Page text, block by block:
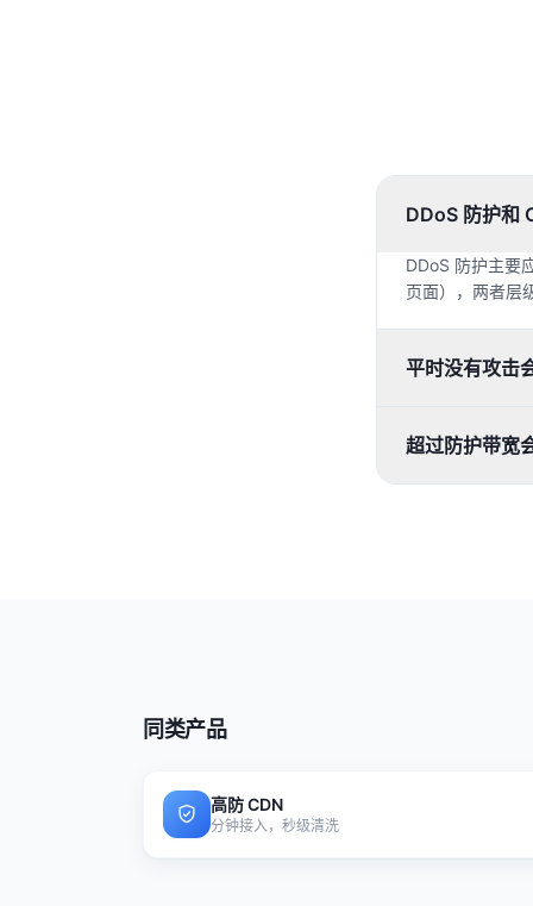
DDoS 防护和
DDoS 防护主要
页面），两者层
平时没有攻击
超过防护带宽
同类产品
高防 CDN
分钟接入，秒级清洗